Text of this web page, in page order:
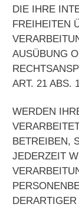
DIE IHRE
FREIHEITEN
AUSÜBUNG
ART. 21 ABS.
WERDEN
BETREIBEN,
JEDERZEIT